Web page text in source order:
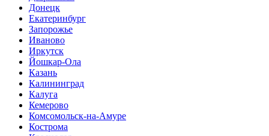
Донецк
Екатеринбург
Запорожье
Иваново
Иркутск
Йошкар-Ола
Казань
Калининград
Калуга
Кемерово
Комсомольск-на-Амуре
Кострома